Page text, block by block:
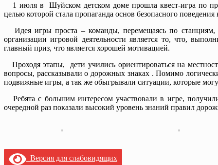
1 июля в Шуйском детском доме прошла квест-игра по
целью которой стала пропаганда основ безопасного
Идея игры проста – команды, перемещаясь по
организации игровой деятельности является то, что,
главный приз, что является хорошей мотивацией.
Проходя этапы, дети учились ориентироваться на
вопросы, рассказывали о дорожных знаках . Помимо
подвижные игры, а так же обыгрывали ситуации, которые
Ребята с большим интересом участвовали в игре,
очередной раз показали высокий уровень знаний правил
Версия для слабовидящих